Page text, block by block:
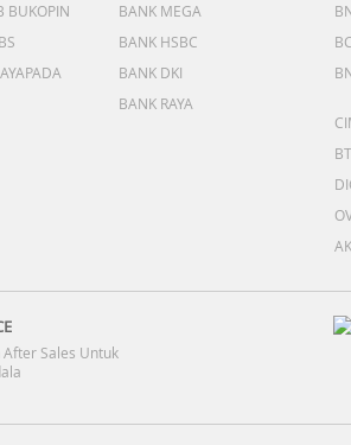
BUKOPIN
BANK MEGA
BANK HSBC
BANK DKI
BANK RAYA
After Sales Untuk